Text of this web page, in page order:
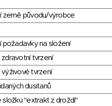
země původu/výrobce
požadavky na složení
tvrzení
tvrzení
dusitanů
složku "extrakt z droždí"